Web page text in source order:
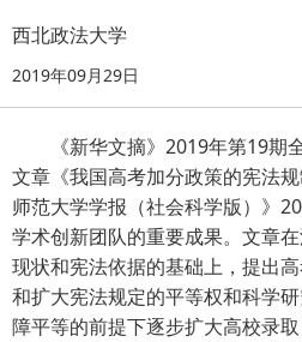
西北政法大学
2019年09月29日
《新华文摘》2019年第19期
文章《我国高考加分政策的宪法
师范大学学报（社会科学版）》
学术创新团队的重要成果。文章
现状和宪法依据的基础上，提出
和扩大宪法规定的平等权和科学
障平等的前提下逐步扩大高校录